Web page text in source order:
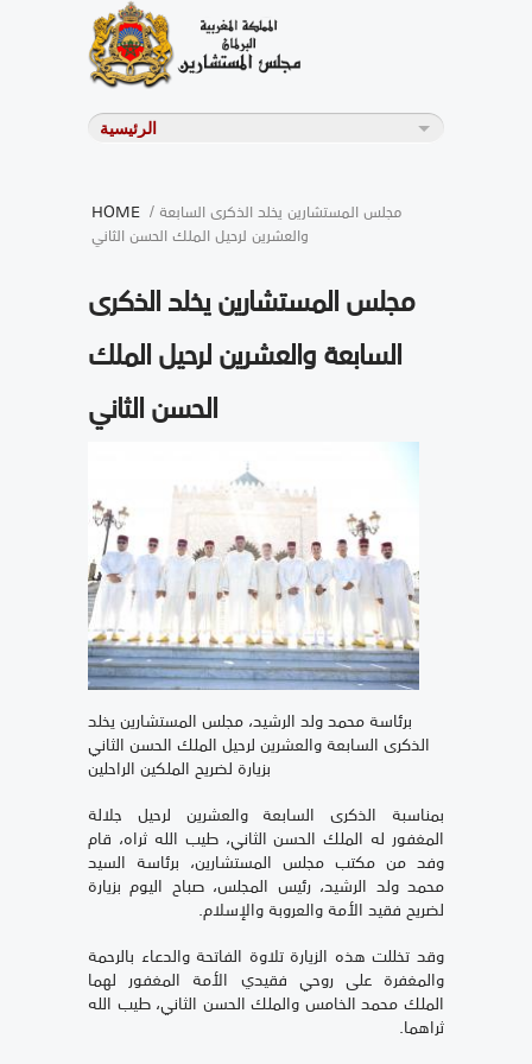
HOME / مجلس المستشارين يخلد الذكرى السابعة
والعشرين لرحيل الملك الحسن الثاني
مجلس المستشارين يخلد الذكرى
السابعة والعشرين لرحيل الملك
الحسن الثاني
برئاسة محمد ولد الرشيد، مجلس المستشارين يخلد
الذكرى السابعة والعشرين لرحيل الملك الحسن الثاني
بزيارة لضريح الملكين الراحلين
بمناسبة الذكرى السابعة والعشرين لرحيل جلالة
المغفور له الملك الحسن الثاني، طيب الله ثراه، قام
وفد من مكتب مجلس المستشارين، برئاسة السيد
محمد ولد الرشيد، رئيس المجلس، صباح اليوم بزيارة
لضريح فقيد الأمة والعروبة والإسلام.
وقد تخللت هذه الزيارة تلاوة الفاتحة والدعاء بالرحمة
والمغفرة على روحي فقيدي الأمة المغفور لهما
الملك محمد الخامس والملك الحسن الثاني، طيب الله
ثراهما.